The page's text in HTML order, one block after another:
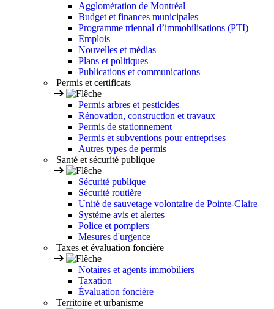
Agglomération de Montréal
Budget et finances municipales
Programme triennal d’immobilisations (PTI)
Emplois
Nouvelles et médias
Plans et politiques
Publications et communications
Permis et certificats
Permis arbres et pesticides
Rénovation, construction et travaux
Permis de stationnement
Permis et subventions pour entreprises
Autres types de permis
Santé et sécurité publique
Sécurité publique
Sécurité routière
Unité de sauvetage volontaire de Pointe-Claire
Système avis et alertes
Police et pompiers
Mesures d'urgence
Taxes et évaluation foncière
Notaires et agents immobiliers
Taxation
Évaluation foncière
Territoire et urbanisme